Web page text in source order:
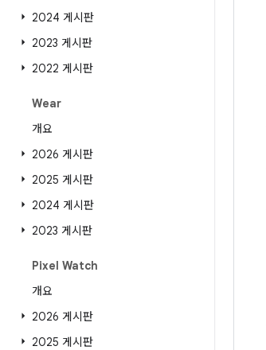
2024 게시판
2023 게시판
2022 게시판
Wear
개요
2026 게시판
2025 게시판
2024 게시판
2023 게시판
Pixel Watch
개요
2026 게시판
2025 게시판